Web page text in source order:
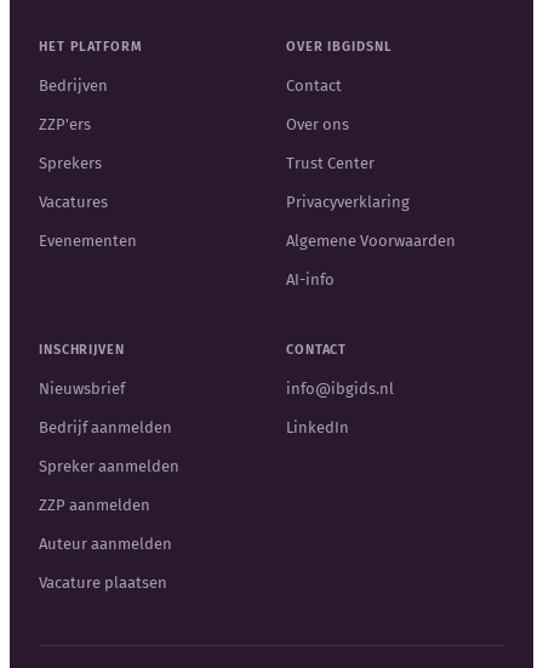
HET PLATFORM
Bedrijven
ZZP'ers
Sprekers
Vacatures
Evenementen
OVER IBGIDSNL
Contact
Over ons
Trust Center
Privacyverklaring
Algemene Voorwaarden
AI-info
INSCHRIJVEN
Nieuwsbrief
Bedrijf aanmelden
Spreker aanmelden
ZZP aanmelden
Auteur aanmelden
Vacature plaatsen
CONTACT
info@ibgids.nl
LinkedIn